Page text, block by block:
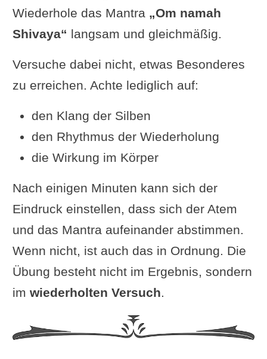
Wiederhole das Mantra „Om namah
Shivaya“ langsam und gleichmäßig.
Versuche dabei nicht, etwas Besonderes
zu erreichen. Achte lediglich auf:
den Klang der Silben
den Rhythmus der Wiederholung
die Wirkung im Körper
Nach einigen Minuten kann sich der
Eindruck einstellen, dass sich der Atem
und das Mantra aufeinander abstimmen.
Wenn nicht, ist auch das in Ordnung. Die
Übung besteht nicht im Ergebnis, sondern
im wiederholten Versuch.